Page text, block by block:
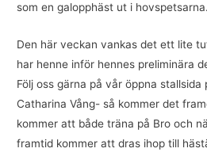
som en galopphäst ut i hovspetsarna.
Den här veckan vankas det ett lite
har henne inför hennes preliminära
Följ oss gärna på vår öppna stallsida
Catharina Vång- så kommer det
kommer att både träna på Bro och
framtid kommer att dras ihop till